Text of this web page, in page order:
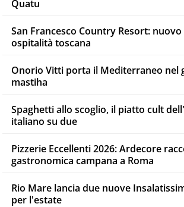
Quatu
San Francesco Country Resort:
ospitalità toscana
Onorio Vitti porta il Mediterraneo nel
mastiha
Spaghetti allo scoglio, il piatto cult
italiano su due
Pizzerie Eccellenti 2026: Ardecore
gastronomica campana a Roma
Rio Mare lancia due nuove
per l'estate